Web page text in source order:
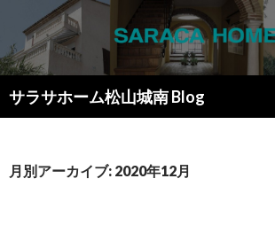
サラサホーム松山城南 Blog
索
ン
月別アーカイブ: 2020年12月